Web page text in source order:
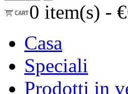
0 item(s) -
Casa
Speciali
Prodotti in